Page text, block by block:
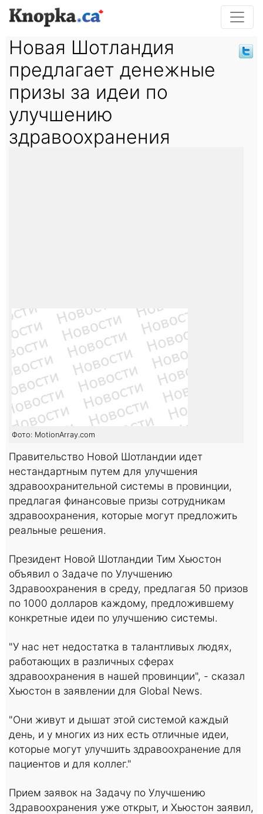
Новая Шотландия
предлагает денежные
призы за идеи по
улучшению
здравоохранения
Фото: MotionArray.com
Правительство Новой Шотландии идет
нестандартным путем для улучшения
здравоохранительной системы в провинции,
предлагая финансовые призы сотрудникам
здравоохранения, которые могут предложить
реальные решения.
Президент Новой Шотландии Тим Хьюстон
объявил о Задаче по Улучшению
Здравоохранения в среду, предлагая 50 призов
по 1000 долларов каждому, предложившему
конкретные идеи по улучшению системы.
"У нас нет недостатка в талантливых людях,
работающих в различных сферах
здравоохранения в нашей провинции", - сказал
Хьюстон в заявлении для Global News.
"Они живут и дышат этой системой каждый
день, и у многих из них есть отличные идеи,
которые могут улучшить здравоохранение для
пациентов и для коллег."
Прием заявок на Задачу по Улучшению
Здравоохранения уже открыт, и Хьюстон заявил,